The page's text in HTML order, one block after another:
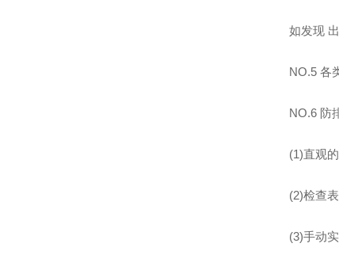
如发现
NO.5 各
NO.6 防
(1)直观
(2)检查
(3)手动